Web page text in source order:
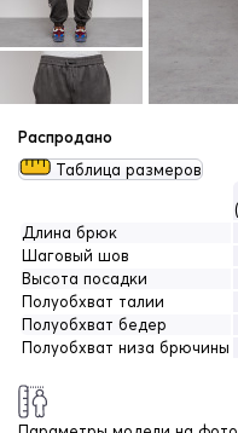
Распродано
Таблица размеров
Длина брюк
Шаговый шов
Высота посадки
Полуобхват талии
Полуобхват бедер
Полуобхват низа брючины